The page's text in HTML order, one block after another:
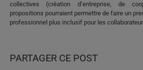
collectives (création d’entreprise, de
propositions pourraient permettre de faire un
professionnel plus inclusif pour les
PARTAGER CE POST